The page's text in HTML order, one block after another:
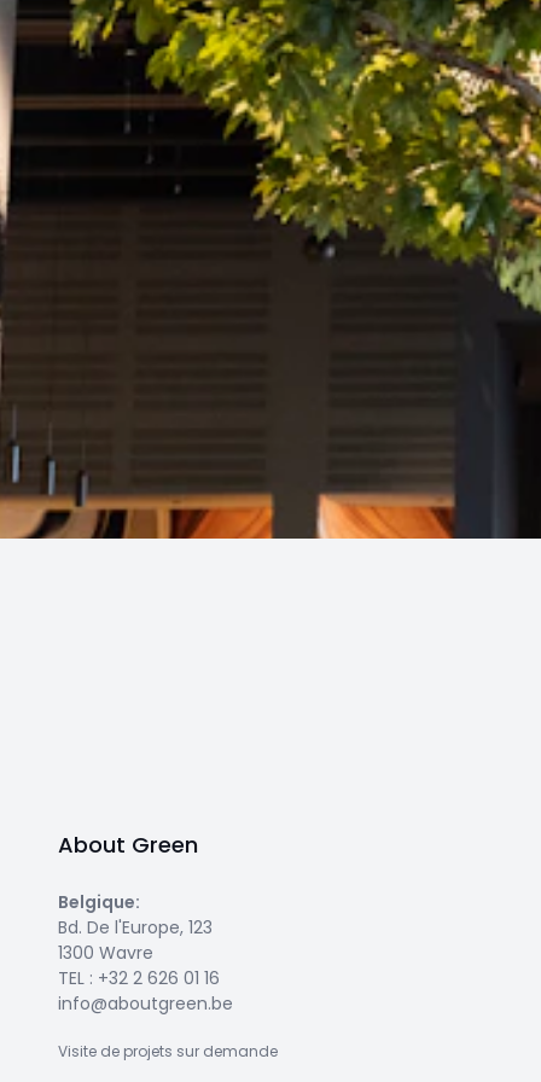
About Green
Belgique:
Bd. De l'Europe, 123
1300 Wavre
TEL : +32 2 626 01 16
info@aboutgreen.be
Visite de projets sur demande